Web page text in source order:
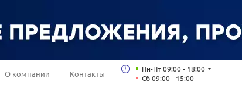
О компании Контакты
Пн-Пт 09:00 - 18:00
Сб 09:00 - 15:00